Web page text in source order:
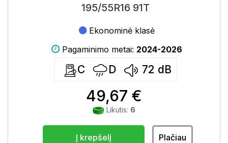
195/55R16 91T
Ekonominė klasė
Pagaminimo metai: 2024-2026
C D 72 dB
49,67 €
Likutis: 6
Į krepšelį Plačiau